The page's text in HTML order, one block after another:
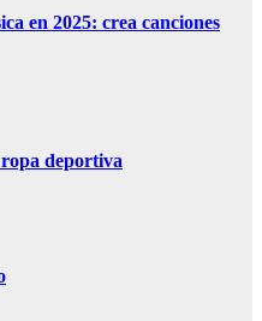
en 2025: crea canciones
deportiva